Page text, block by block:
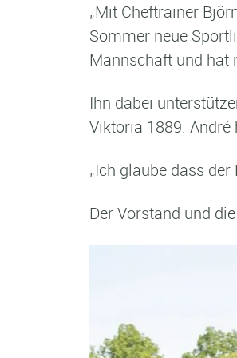
„Mit Cheftrainer
Sommer neue
Mannschaft und hat
Ihn dabei
Viktoria 1889.
„Ich glaube dass
Der Vorstand und